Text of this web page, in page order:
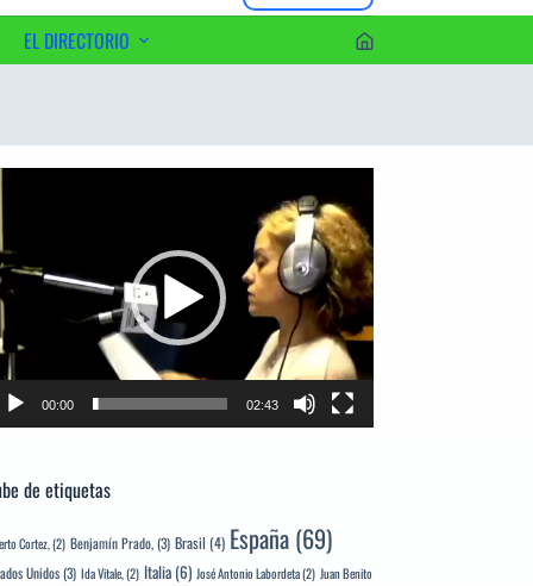
EL DIRECTORIO
00:00 02:43
de etiquetas
Cortez,(2) Benjamín Prado,(3) Brasil (4) España (69)
Unidos(3) Ida Vitale,(2) Italia (6) José Antonio Labordeta(2) Juan Benito